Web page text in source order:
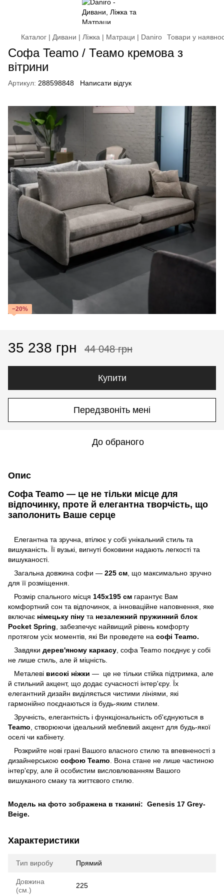
Каталог | Дивани | Ліжка | Матраци | Daniro Товари у
Софа Teamo / Теамо кремова з
вітрини
Артикул: 288598848 Написати відгук
−20%
35 238 грн 44 048 грн
Купити
Передзвоніть мені
До обраного
Опис
Софа Teamo — це не тільки місце для
відпочинку, проте й елегантна творчість, що
заполонить Ваше серце
Елегантна та зручна, втілює у собі унікальний стиль та
вишуканість. Її вузькі, вигнуті боковини надають легкості та
вишуканості.
Загальна довжина софи — 225 см, що максимально зручно
для її розміщення.
Розмір спального місця 145х195 см гарантує Вам
комфортний сон та відпочинок, а інноваційне наповнення, яке
включає німецьку піну та незалежний пружинний блок
Pocket Spring, забезпечує найвищий рівень комфорту
протягом усіх моментів, які Ви проведете на софі Teamo.
Завдяки дерев'яному каркасу, софа Teamo поєднує у собі
не лише стиль, але й міцність.
Металеві високі ніжки — це не тільки стійка підтримка, але
й стильний акцент, що додає сучасності інтер'єру. Їх
елегантний дизайн виділяється чистими лініями, які
гармонійно поєднаються із будь-яким стилем.
Зручність, елегантність і функціональність об'єднуються в
Teamo, створюючи ідеальний меблевий акцент для будь-якої
оселі чи кабінету.
Розкрийте нові грані Вашого власного стилю та впевненості з
дизайнерською софою Teamo. Вона стане не лише частиною
інтер'єру, але й особистим висловлюванням Вашого
вишуканого смаку та життєвого стилю.
Модель на фото зображена в тканині: Genesis 17 Grey-
Beige.
Характеристики
Тип виробу Прямий
Довжина
(см.)
225